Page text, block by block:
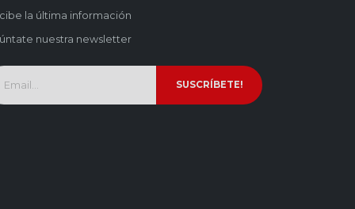
la última información
nuestra newsletter
SUSCRÍBETE!